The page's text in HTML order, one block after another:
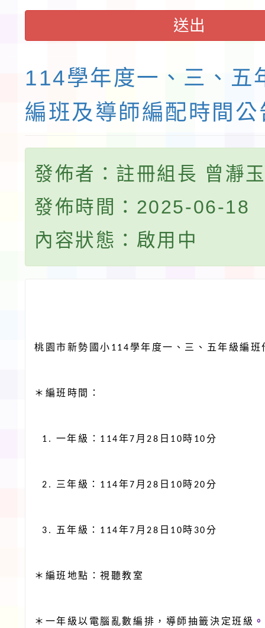
送出
114學年度一、三、五
編班及導師編配時間公
發佈者：註冊組長 曾瀞
發佈時間：2025-06-18
內容狀態：啟用中
桃園市新勢國小 114學年度一、三、五年級編班
＊編班時間：
1. 一年級 ： 114年7 月 28 日 10 時 10分
2. 三年級： 114年7 月 28 日 10 時20分
3. 五年級： 114年7 月 28 日 10 時 30分
＊編班地點：視聽教室
＊一年級以電腦亂數編排，導師抽籤決定班級 。